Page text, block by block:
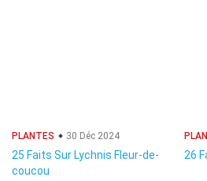
PLANTES 30 Déc 2024
25 Faits Sur Lychnis Fleur-de-
coucou
26